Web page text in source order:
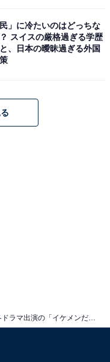
刑事と容疑者」とし
、難解な事件に苦悩
しょう。
民」に冷たいのはどっちな
スイスの厳格過ぎる学歴
、日本の曖昧過ぎる外国